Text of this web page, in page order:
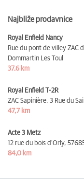
Najbliže prodavnice
Royal Enfield Nancy
Rue du pont de villey ZAC
Dommartin Les Toul
37,6 km
Royal Enfield T-2R
ZAC Sapinière, 3 Rue du
47,7 km
Acte 3 Metz
12 rue du bois d'Orly,
84,0 km